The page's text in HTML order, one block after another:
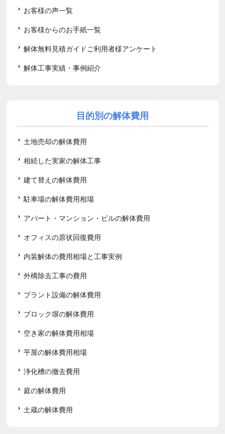
お客様の声一覧
お客様からのお手紙一覧
解体無料見積ガイドご利用者様アンケート
解体工事実績・事例紹介
目的別の解体費用
土地売却の解体費用
相続した実家の解体工事
建て替えの解体費用
駐車場の解体費用相場
アパート・マンション・ビルの解体費用
オフィスの原状回復費用
内装解体の費用相場と工事実例
外構除去工事の費用
プラント設備の解体費用
ブロック塀の解体費用
空き家の解体費用相場
平屋の解体費用相場
浄化槽の撤去費用
庭の解体費用
土蔵の解体費用